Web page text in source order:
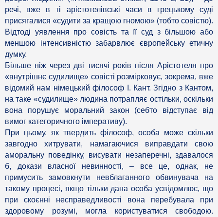
речі, вже в ті арістотелівські часи в грецькому суді
присягалися «судити за кращою гномою» (тобто совістю).
Відтоді уявлення про совість та її суд з більшою або
меншою інтенсивністю забарвлює європейську етичну
думку.
Більше ніж через дві тисячі років після Арістотеля про
«внутрішнє судилище» совісті розмірковує, зокрема, вже
відомий нам німецький філософ І. Кант. Згідно з Кантом,
на таке «судилище» людина потрапляє остільки, оскільки
вона порушує моральний закон (себто відступає від
вимог категоричного імперативу).
При цьому, як твердить філософ, особа може скільки
завгодно хитрувати, намагаючися виправдати свою
аморальну поведінку, висувати незаперечні, здавалося
б, докази власної невинності, – все це, однак, не
примусить замовкнути невблаганного обвинувача на
такому процесі, якщо тільки дана особа усвідомлює, що
при скоєнні несправедливості вона перебувала при
здоровому розумі, могла користуватися свободою.